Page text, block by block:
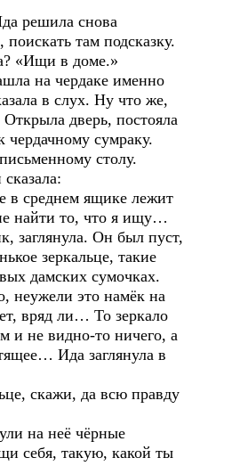
решила снова
поискать там подсказку.
«Ищи в доме.»
на чердаке именно
в слух. Ну что же,
дверь, постояла
сумраку.
столу.
среднем ящике лежит
найти то, что я ищу…
Он был пуст,
зеркальце, такие
дамских сумочках.
неужели это намёк на
вряд ли… То зеркало
и не видно-то ничего, а
Ида заглянула в
скажи, да всю правду
на неё чёрные
себя, такую, какой ты